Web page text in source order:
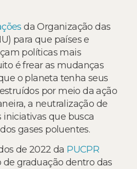
da Organização das
para que países e
políticas mais
é frear as mudanças
o planeta tenha seus
por meio da ação
a neutralização de
que busca
gases poluentes.
de 2022 da PUCPR
graduação dentro das